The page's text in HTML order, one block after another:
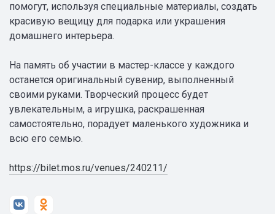
помогут, используя специальные материалы, создать
красивую вещицу для подарка или украшения
домашнего интерьера.
На память об участии в мастер-классе у каждого
останется оригинальный сувенир, выполненный
своими руками. Творческий процесс будет
увлекательным, а игрушка, раскрашенная
самостоятельно, порадует маленького художника и
всю его семью.
https://bilet.mos.ru/venues/240211/